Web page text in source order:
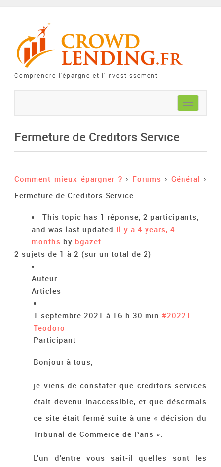
Comprendre l'épargne et l'investissement
Toggle
navigation
Fermeture de Creditors Service
Comment mieux épargner ? › Forums › Général ›
Fermeture de Creditors Service
This topic has 1 réponse, 2 participants,
and was last updated Il y a 4 years, 4
months by bgazet.
2 sujets de 1 à 2 (sur un total de 2)
Auteur
Articles
1 septembre 2021 à 16 h 30 min #20221
Teodoro
Participant
Bonjour à tous,
je viens de constater que creditors services
était devenu inaccessible, et que désormais
ce site était fermé suite à une « décision du
Tribunal de Commerce de Paris ».
L’un d’entre vous sait-il quelles sont les